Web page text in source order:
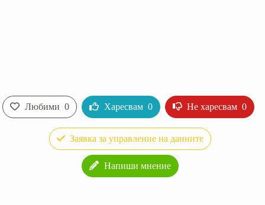
Любими 0 Харесвам 0 Не харесвам 0
Заявка за управление на данните
Напиши мнение